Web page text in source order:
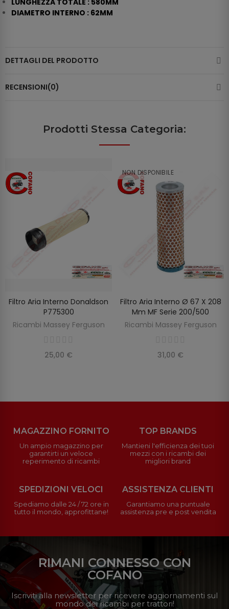
LUNGHEZZA TOTALE : 580MM
DIAMETRO INTERNO : 62MM
DETTAGLI DEL PRODOTTO
RECENSIONI(0)
Prodotti Stessa Categoria:
AGGIUNGI AL CARRELLO
Filtro Aria Interno Donaldson
P775300
Ricambi Massey Ferguson
25,00 €
NON DISPONIBILE
SCOPRIRE
Filtro Aria Interno Ø 67 X 208
Mm MF Serie 200/500
Ricambi Massey Ferguson
31,00 €
MAGAZZINO FORNITO
Un ampio magazzino per
garantirti un veloce
reperimento di ricambi
TOP BRANDS
Mantieni l'efficienza dei tuoi
mezzi con i ricambi dei
migliori brand
SPEDIZIONI VELOCI
Spediamo dalle 24 / 72 ore in
tutto il mondo, approfittane!
ASSISTENZA CLIENTI
Garantiamo una puntuale
assistenza pre e post vendita
RIMANI CONNESSO CON
COFANO
Iscriviti alla newsletter per ricevere aggiornamenti sul
mondo dei ricambi per trattori!